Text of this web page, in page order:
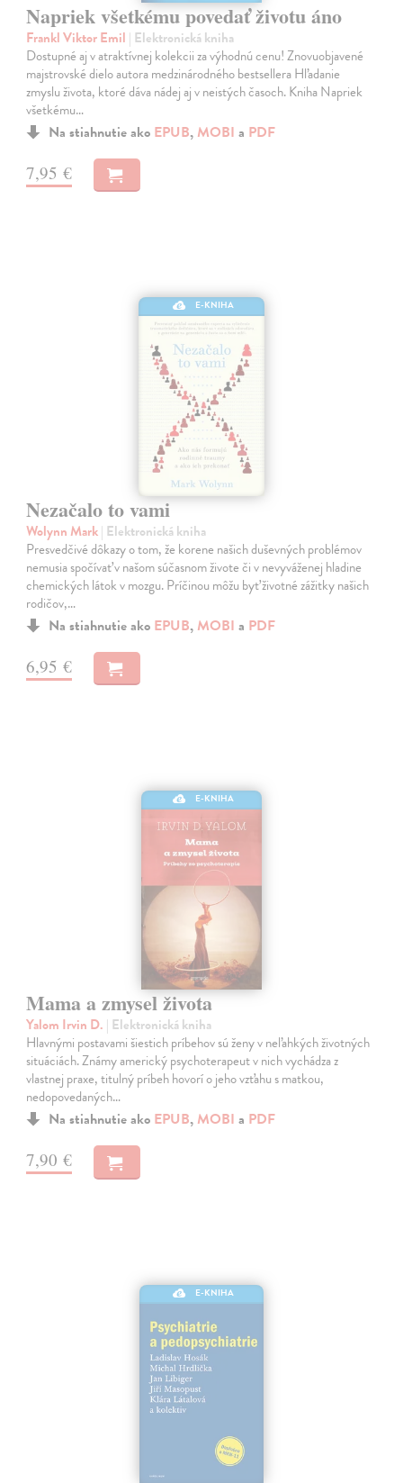
Napriek všetkému povedať životu áno
Frankl Viktor Emil | Elektronická kniha
Dostupné aj v atraktívnej kolekcii za výhodnú cenu! Znovuobjavené
majstrovské dielo autora medzinárodného bestsellera Hľadanie
zmyslu života, ktoré dáva nádej aj v neistých časoch. Kniha Napriek
všetkému…
Na stiahnutie ako EPUB, MOBI a PDF
7,95 €
E-KNIHA
Nezačalo to vami
Wolynn Mark| Elektronická kniha
Presvedčivé dôkazy o tom, že korene našich duševných problémov
nemusia spočívať v našom súčasnom živote či v nevyváženej hladine
chemických látok v mozgu. Príčinou môžu byť životné zážitky našich
rodičov,…
Na stiahnutie ako EPUB, MOBI a PDF
6,95 €
E-KNIHA
Mama a zmysel života
Yalom Irvin D. | Elektronická kniha
Hlavnými postavami šiestich príbehov sú ženy v neľahkých životných
situáciách. Známy americký psychoterapeut v nich vychádza z
vlastnej praxe, titulný príbeh hovorí o jeho vzťahu s matkou,
nedopovedaných…
Na stiahnutie ako EPUB, MOBI a PDF
7,90 €
E-KNIHA